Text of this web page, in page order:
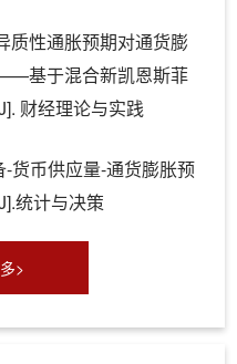
质性通胀预期对通货膨
基于混合新凯恩斯菲
财经理论与实践
货币供应量-通货膨胀预
统计与决策
>